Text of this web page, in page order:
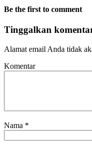
Be the first to comment
Tinggalkan
Alamat email Anda tidak
Komentar
Nama *